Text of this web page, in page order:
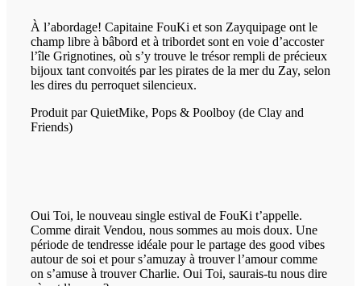
À l’abordage! Capitaine FouKi et son Zayquipage ont le
champ libre à bâbord et à tribordet sont en voie d’accoster
l’île Grignotines, où s’y trouve le trésor rempli de précieux
bijoux tant convoités par les pirates de la mer du Zay, selon
les dires du perroquet silencieux.
Produit par QuietMike, Pops & Poolboy (de Clay and
Friends)
Oui Toi, le nouveau single estival de FouKi t’appelle.
Comme dirait Vendou, nous sommes au mois doux. Une
période de tendresse idéale pour le partage des good vibes
autour de soi et pour s’amuzay à trouver l’amour comme
on s’amuse à trouver Charlie. Oui Toi, saurais-tu nous dire